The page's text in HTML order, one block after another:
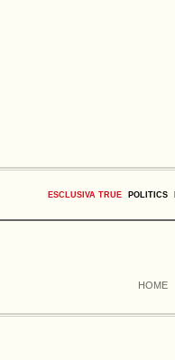
ESCLUSIVA TRUE POLITICS
HOME